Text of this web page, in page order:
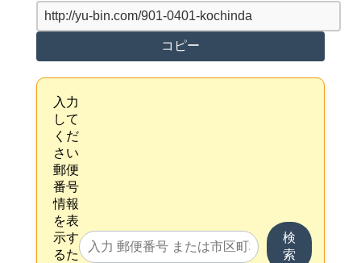
コピー
入力
して
くだ
さい
郵便
番号
情報
を表
示す
るた
検
索